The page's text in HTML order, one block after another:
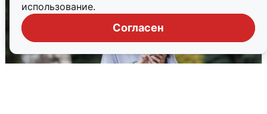
использование.
Согласен